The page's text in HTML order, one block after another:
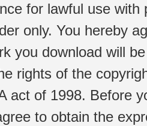
for lawful use
only. You hereby
you download will
rights of the
act of 1998. Before
to obtain the